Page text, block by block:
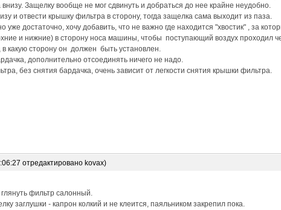
внизу. Защелку вообще не мог сдвинуть и добраться до нее крайне неудобно.
и отвести крышку фильтра в сторону, тогда защелка сама выходит из паза.
уже достаточно, хочу добавить, что не важно где находится "хвостик" , за
и нижние) в сторону носа машины, чтобы поступающий воздух проходил
какую сторону он должен быть установлен.
дополнительно отсоединять ничего не надо.
без снятия бардачка, очень зависит от легкости снятия крышки фильтра.
отредактировано kovax)
фильтр салонный.
заглушки - капрон колкий и не клеится, паяльником закрепил пока.